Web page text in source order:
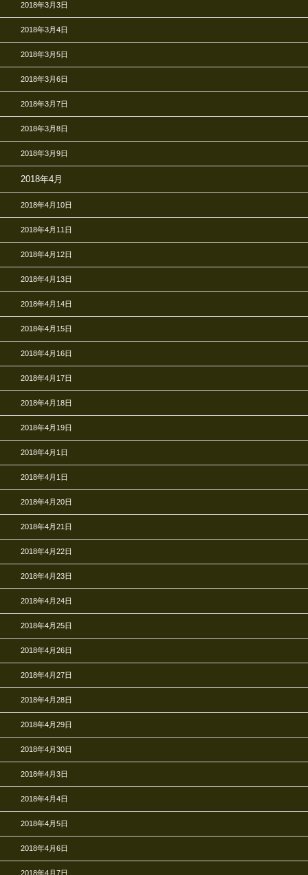
2018年3月3日
2018年3月4日
2018年3月5日
2018年3月6日
2018年3月7日
2018年3月8日
2018年3月9日
2018年4月
2018年4月10日
2018年4月11日
2018年4月12日
2018年4月13日
2018年4月14日
2018年4月15日
2018年4月16日
2018年4月17日
2018年4月18日
2018年4月19日
2018年4月1日
2018年4月1日
2018年4月20日
2018年4月21日
2018年4月22日
2018年4月23日
2018年4月24日
2018年4月25日
2018年4月26日
2018年4月27日
2018年4月28日
2018年4月29日
2018年4月30日
2018年4月3日
2018年4月4日
2018年4月5日
2018年4月6日
2018年4月7日